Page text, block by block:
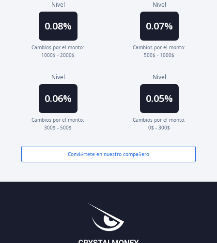
Nivel
0.08%
Cambios por el monto:
1000$ - 2000$
Nivel
0.07%
Cambios por el monto:
500$ - 1000$
Nivel
0.06%
Cambios por el monto:
300$ - 500$
Nivel
0.05%
Cambios por el monto:
0$ - 300$
Conviértete en nuestro compañero